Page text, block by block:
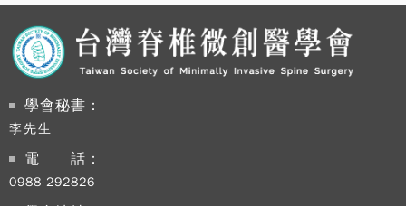
學會秘書：
李先生
電 話：
0988-292826